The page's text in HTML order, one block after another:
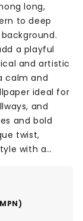
long,
to deep
a playful
and artistic
calm and
ideal for
and
and bold
twist,
with a